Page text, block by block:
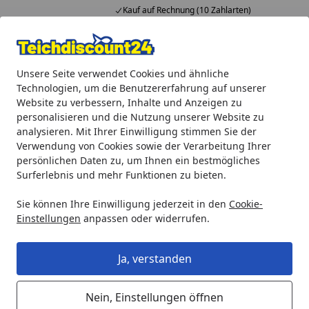
Unsere Seite verwendet Cookies und ähnliche
Technologien, um die Benutzererfahrung auf unserer
Website zu verbessern, Inhalte und Anzeigen zu
personalisieren und die Nutzung unserer Website zu
analysieren. Mit Ihrer Einwilligung stimmen Sie der
Verwendung von Cookies sowie der Verarbeitung Ihrer
persönlichen Daten zu, um Ihnen ein bestmögliches
Surferlebnis und mehr Funktionen zu bieten.
Sie können Ihre Einwilligung jederzeit in den Cookie-
Einstellungen anpassen oder widerrufen.
Ja, verstanden
Nein, Einstellungen öffnen
Kauf auf Rechnung (10 Zahlarten)
Alle Produkte
Mein Konto
Suchen
Startseite
Heissner Halterung für UVC-Lampe (ET20-WWF9X)
Heissner Halterung für UVC-Lampe
(ET20-WWF9X)